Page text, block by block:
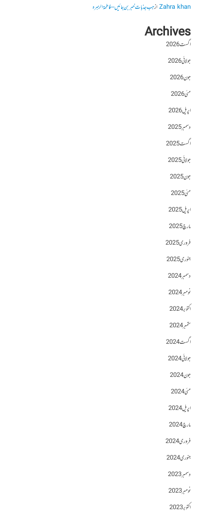
Zahra khanازجب جذبات خبر بن جائیں – فاطمۃالزہرہ
Archives
اگست 2026
جولائی 2026
جون 2026
مئی 2026
اپریل 2026
دسمبر 2025
اگست 2025
جولائی 2025
جون 2025
مئی 2025
اپریل 2025
مارچ 2025
فروری 2025
جنوری 2025
دسمبر 2024
نومبر 2024
اکتوبر 2024
ستمبر 2024
اگست 2024
جولائی 2024
جون 2024
مئی 2024
اپریل 2024
مارچ 2024
فروری 2024
جنوری 2024
دسمبر 2023
نومبر 2023
اکتوبر 2023